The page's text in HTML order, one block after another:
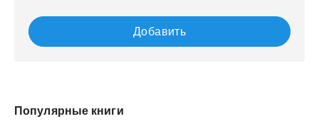
Добавить
Популярные книги